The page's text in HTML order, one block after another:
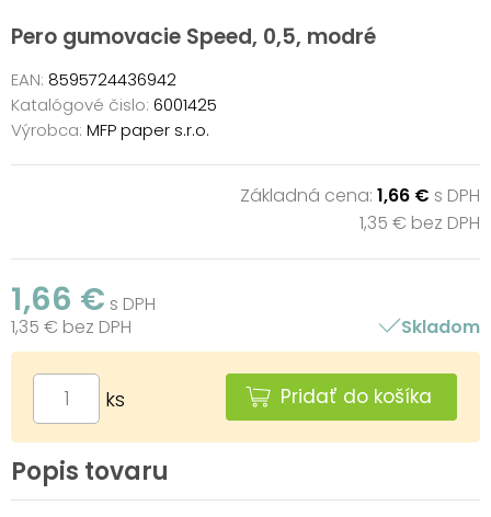
Pero gumovacie Speed, 0,5, modré
EAN: 8595724436942
Katalógové čislo: 6001425
Výrobca: MFP paper s.r.o.
Základná cena: 1,66 € s DPH
1,35 € bez DPH
1,66 € s DPH
1,35 € bez DPH
Skladom
ks Pridať do košíka
Popis tovaru